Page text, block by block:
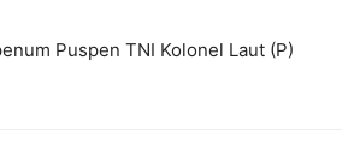
Puspen TNI Kolonel Laut (P)